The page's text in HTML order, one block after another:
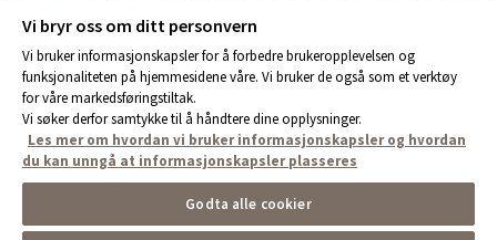
Vi bryr oss om ditt personvern
Vi bruker informasjonskapsler for å forbedre brukeropplevelsen og
funksjonaliteten på hjemmesidene våre. Vi bruker de også som et verktøy
for våre markedsføringstiltak.
Vi søker derfor samtykke til å håndtere dine opplysninger.
Les mer om hvordan vi bruker informasjonskapsler og hvordan
du kan unngå at informasjonskapsler plasseres
Godta alle cookier